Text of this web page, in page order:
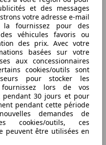
et des messages
votre adresse e-mail
la fournissez pour des
véhicules favoris ou
des prix. Avec votre
basées sur votre
aux concessionnaires
cookies/outils sont
pour stocker les
lors de vos
pendant 30 jours et pour
pendant cette période
demandes de
cookies/outils, ces
peuvent être utilisées en